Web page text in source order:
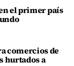
el primer país
comercios de
hurtados a